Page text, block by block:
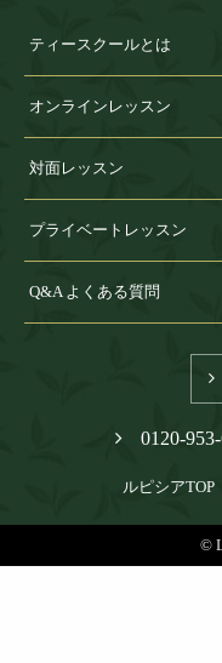
ティースクールとは
オンラインレッスン
対面レッスン
プライベートレッスン
Q&A よくある質問
0120-
ルピシアTOP
©